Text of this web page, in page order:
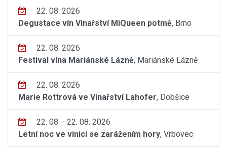
22. 08. 2026
Degustace vín Vinařství MiQueen potmě, Brno
22. 08. 2026
Festival vína Mariánské Lázně, Mariánské Lázně
22. 08. 2026
Marie Rottrová ve Vinařství Lahofer, Dobšice
22. 08. - 22. 08. 2026
Letní noc ve vinici se zarážením hory, Vrbovec